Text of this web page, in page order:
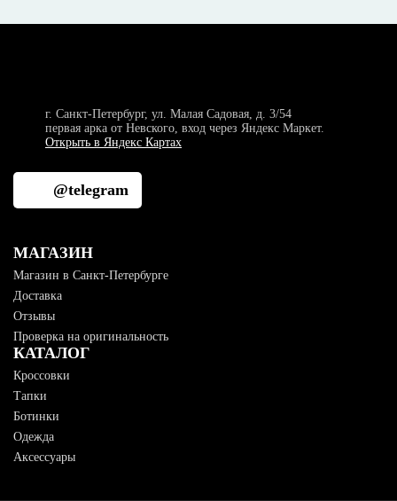
г. Санкт-Петербург, ул. Малая Садовая, д. 3/54
первая арка от Невского, вход через Яндекс Маркет.
Открыть в Яндекс Картах
@telegram
МАГАЗИН
Магазин в Санкт-Петербурге
Доставка
Отзывы
Проверка на оригинальность
КАТАЛОГ
Кроссовки
Тапки
Ботинки
Одежда
Аксессуары